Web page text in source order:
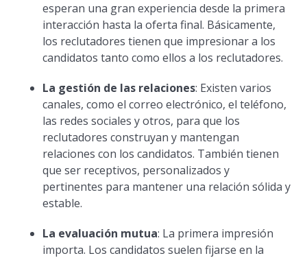
esperan una gran experiencia desde la primera
interacción hasta la oferta final. Básicamente,
los reclutadores tienen que impresionar a los
candidatos tanto como ellos a los reclutadores.
La gestión de las relaciones: Existen varios
canales, como el correo electrónico, el teléfono,
las redes sociales y otros, para que los
reclutadores construyan y mantengan
relaciones con los candidatos. También tienen
que ser receptivos, personalizados y
pertinentes para mantener una relación sólida y
estable.
La evaluación mutua: La primera impresión
importa. Los candidatos suelen fijarse en la